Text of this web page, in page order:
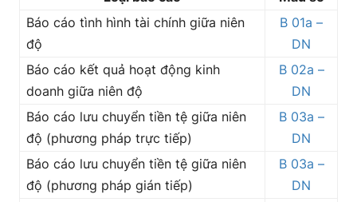
Báo cáo tình hình tài chính giữa niên
độ
B 01a –
DN
Báo cáo kết quả hoạt động kinh
doanh giữa niên độ
B 02a –
DN
Báo cáo lưu chuyển tiền tệ giữa niên
độ (phương pháp trực tiếp)
B 03a –
DN
Báo cáo lưu chuyển tiền tệ giữa niên
độ (phương pháp gián tiếp)
B 03a –
DN